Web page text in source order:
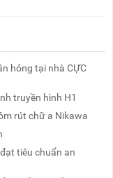
hỏng tại nhà CỰC
truyền hình H1
rút chữ a Nikawa
tiêu chuẩn an